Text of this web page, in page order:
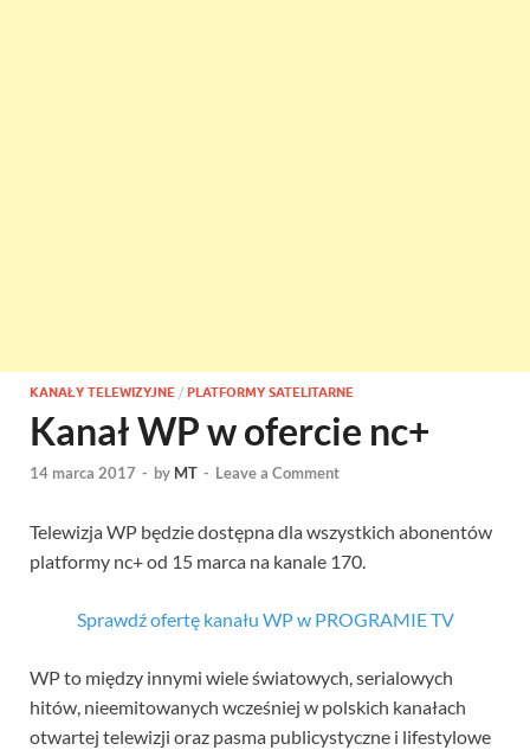
KANAŁY TELEWIZYJNE / PLATFORMY SATELITARNE
Kanał WP w ofercie nc+
14 marca 2017 - by MT - Leave a Comment
Telewizja WP będzie dostępna dla wszystkich abonentów
platformy nc+ od 15 marca na kanale 170.
Sprawdź ofertę kanału WP w PROGRAMIE TV
WP to między innymi wiele światowych, serialowych
hitów, nieemitowanych wcześniej w polskich kanałach
otwartej telewizji oraz pasma publicystyczne i lifestylowe